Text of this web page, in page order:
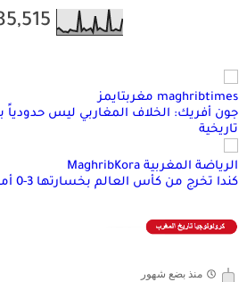
maghribtimes مغربتايمز
جون أفريك: الخلاف المغاربي ليس حدودياً
تاريخية
الرياضة المغربية MaghribKora
كندا تخرج من كأس العالم بخسارتها 3-0 أمام المغرب
منذ بضع شهور